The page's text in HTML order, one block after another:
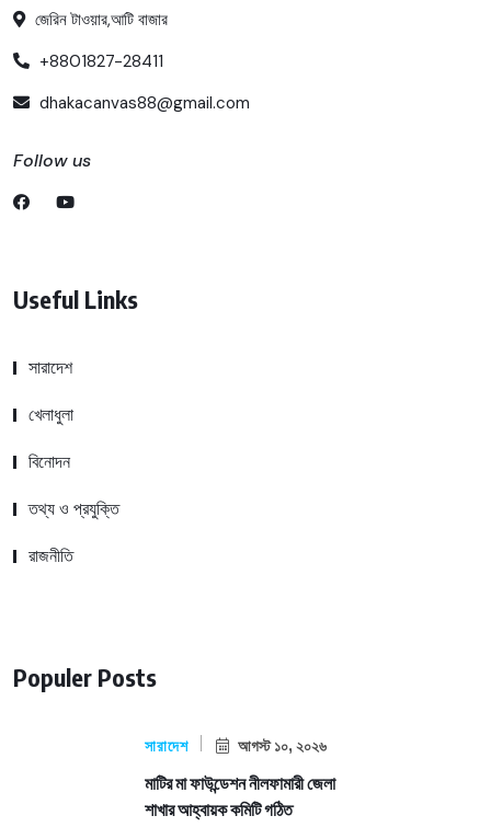
জেরিন টাওয়ার,আটি বাজার
+8801827-28411
dhakacanvas88@gmail.com
Follow us
Useful Links
সারাদেশ
খেলাধুলা
বিনোদন
তথ্য ও প্রযুক্তি
রাজনীতি
Populer Posts
সারাদেশ আগস্ট ১০, ২০২৬
মাটির মা ফাউন্ডেশন নীলফামারী জেলা
শাখার আহ্বায়ক কমিটি গঠিত